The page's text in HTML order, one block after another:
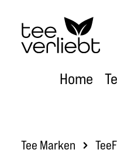
Hauptinhalt springen
Zur Hauptnavigation
Home
Tee Marken